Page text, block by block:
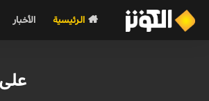
الرئيسية الأخبار